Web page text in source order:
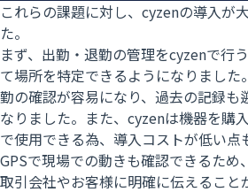
これらの課題に対し、cyzenの導入が
た。
まず、 出勤・退勤の管理をcyzenで行
て場所を特定できるようになりました
勤の確認が容易になり、過去の記録も
なりました。また、cyzenは機器を購
で使用できる為、導入コストが低い点
GPSで現場での動きも確認できるため
取引会社やお客様に明確に伝えること